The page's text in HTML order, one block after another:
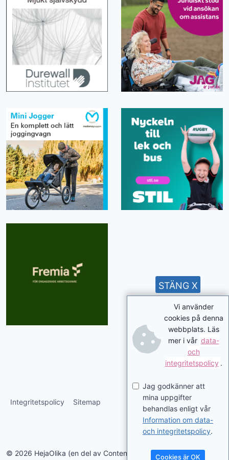
Integritetspolicy Sitemap
© 2026 HejaOlika (en del av Contentverkstan.se)
Vi använder
cookies på denna
webbplats. Läs
mer i vår data-
och
integritetspolicy .
Jag godkänner att
mina uppgifter
behandlas enligt vår
Information om data-
och integritetspolicy.
Cookies är OK
STÄNG X